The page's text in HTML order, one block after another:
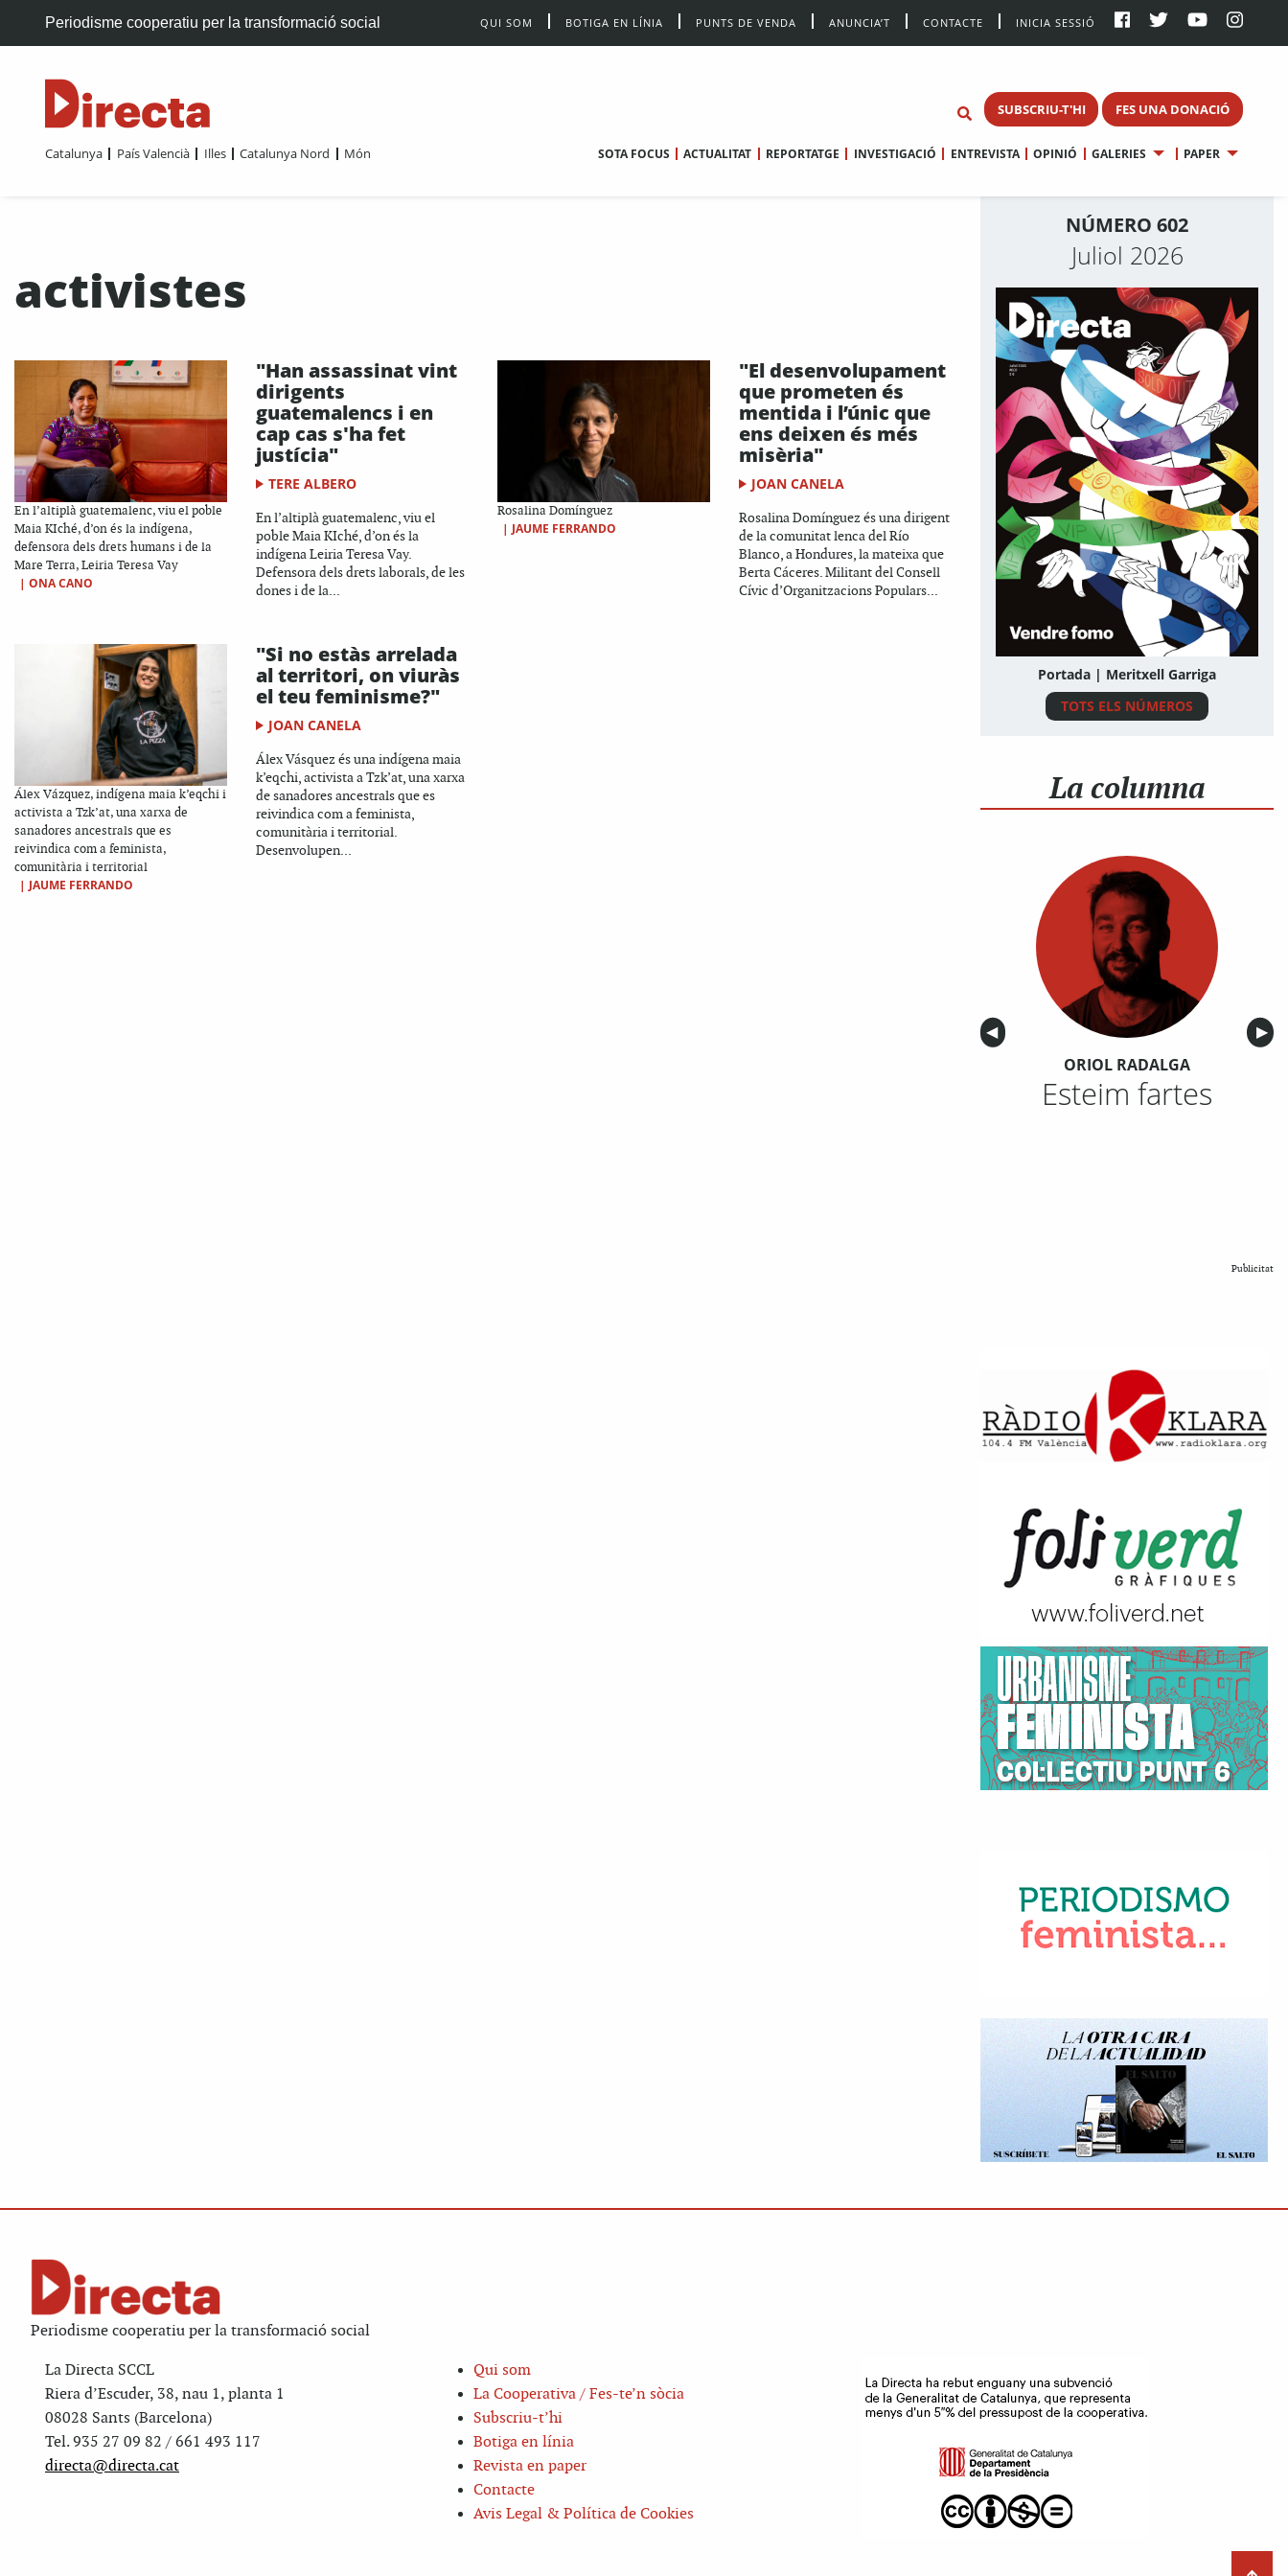
Periodisme cooperatiu per la transformació social QUI SOM BOTIGA EN LÍNIA PUNTS DE VENDA ANUNCIA’T CONTACTE INICIA SESSIÓ
SUBSCRIU-T'HI FES UNA DONACIÓ
Catalunya País Valencià Illes Catalunya Nord Món SOTA FOCUS ACTUALITAT REPORTATGE INVESTIGACIÓ ENTREVISTA OPINIÓ GALERIES PAPER
activistes
En l’altiplà guatemalenc, viu el poble
Maia KIché, d’on és la indígena,
defensora dels drets humans i de la
Mare Terra, Leiria Teresa Vay
| ONA CANO
"Han assassinat vint
dirigents
guatemalencs i en
cap cas s'ha fet
justícia"
TERE ALBERO
En l’altiplà guatemalenc, viu el
poble Maia KIché, d’on és la
indígena Leiria Teresa Vay.
Defensora dels drets laborals, de les
dones i de la...
Rosalina Domínguez
| JAUME FERRANDO
"El desenvolupament
que prometen és
mentida i l’únic que
ens deixen és més
misèria"
JOAN CANELA
Rosalina Domínguez és una dirigent
de la comunitat lenca del Río
Blanco, a Hondures, la mateixa que
Berta Cáceres. Militant del Consell
Cívic d’Organitzacions Populars...
Álex Vázquez, indígena maia k’eqchi i
activista a Tzk’at, una xarxa de
sanadores ancestrals que es
reivindica com a feminista,
comunitària i territorial
| JAUME FERRANDO
"Si no estàs arrelada
al territori, on viuràs
el teu feminisme?"
JOAN CANELA
Álex Vásquez és una indígena maia
k’eqchi, activista a Tzk’at, una xarxa
de sanadores ancestrals que es
reivindica com a feminista,
comunitària i territorial.
Desenvolupen...
NÚMERO 602
Juliol 2026
Portada | Meritxell Garriga
TOTS ELS NÚMEROS
La columna
Anterior
◀︎ ▶︎
ORIOL RADALGA
Esteim fartes
Publicitat
Periodisme cooperatiu per la transformació social
La Directa SCCL
Riera d’Escuder, 38, nau 1, planta 1
08028 Sants (Barcelona)
Tel. 935 27 09 82 / 661 493 117
directa@directa.cat
Qui som
La Cooperativa / Fes-te’n sòcia
Subscriu-t’hi
Botiga en línia
Revista en paper
Contacte
Avis Legal & Política de Cookies